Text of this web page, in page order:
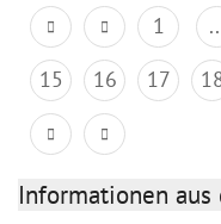
1
15
16 17
Informationen